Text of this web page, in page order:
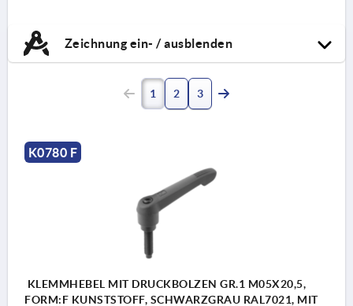
Zeichnung ein- / ausblenden
1 2 3
K0780 F
KLEMMHEBEL MIT DRUCKBOLZEN GR.1 M05X20,5,
FORM:F KUNSTSTOFF, SCHWARZGRAU RAL7021, MIT